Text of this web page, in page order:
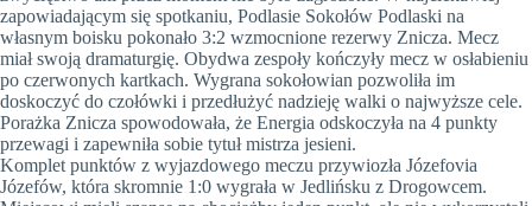
zapowiadającym się spotkaniu, Podlasie Sokołów Podlaski na
własnym boisku pokonało 3:2 wzmocnione rezerwy Znicza. Mecz
miał swoją dramaturgię. Obydwa zespoły kończyły mecz w osłabieniu
po czerwonych kartkach. Wygrana sokołowian pozwoliła im
doskoczyć do czołówki i przedłużyć nadzieję walki o najwyższe cele.
Porażka Znicza spowodowała, że Energia odskoczyła na 4 punkty
przewagi i zapewniła sobie tytuł mistrza jesieni.
Komplet punktów z wyjazdowego meczu przywiozła Józefovia
Józefów, która skromnie 1:0 wygrała w Jedlińsku z Drogowcem.